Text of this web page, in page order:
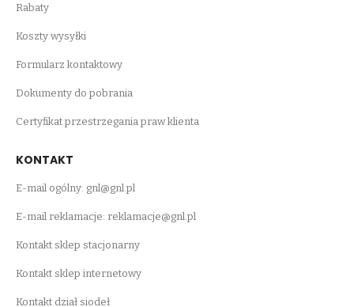
Rabaty
Koszty wysyłki
Formularz kontaktowy
Dokumenty do pobrania
Certyfikat przestrzegania praw klienta
KONTAKT
E-mail ogólny: gnl@gnl.pl
E-mail reklamacje: reklamacje@gnl.pl
Kontakt sklep stacjonarny
Kontakt sklep internetowy
Kontakt dział siodeł